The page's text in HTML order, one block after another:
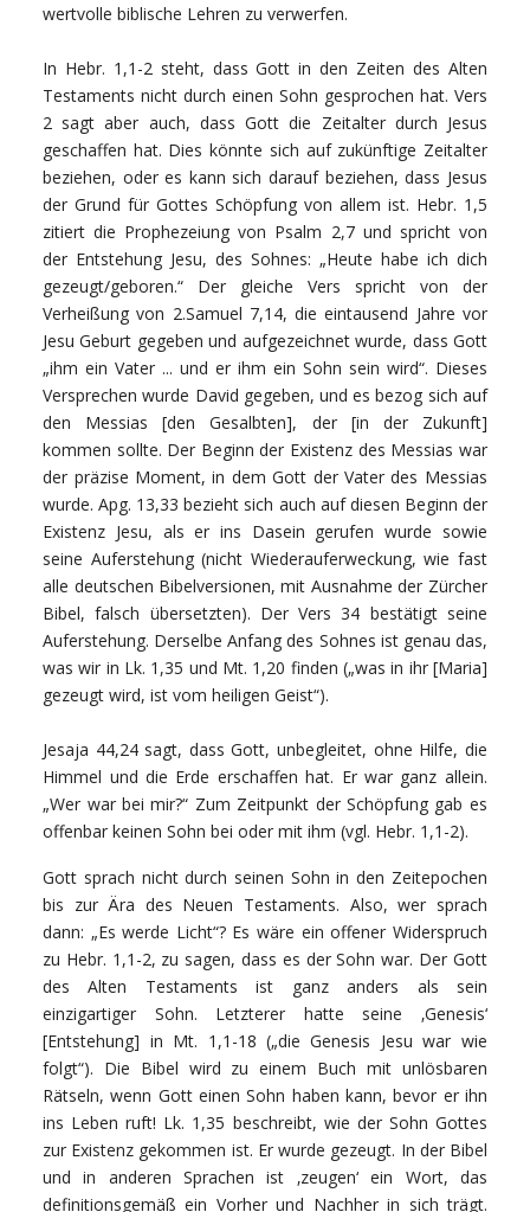
wertvolle biblische Lehren zu verwerfen.
In Hebr. 1,1-2 steht, dass Gott in den Zeiten des Alten
Testaments nicht durch einen Sohn gesprochen hat. Vers
2 sagt aber auch, dass Gott die Zeitalter durch Jesus
geschaffen hat. Dies könnte sich auf zukünftige Zeitalter
beziehen, oder es kann sich darauf beziehen, dass Jesus
der Grund für Gottes Schöpfung von allem ist. Hebr. 1,5
zitiert die Prophezeiung von Psalm 2,7 und spricht von
der Entstehung Jesu, des Sohnes: „Heute habe ich dich
gezeugt/geboren.“ Der gleiche Vers spricht von der
Verheißung von 2.Samuel 7,14, die eintausend Jahre vor
Jesu Geburt gegeben und aufgezeichnet wurde, dass Gott
„ihm ein Vater ... und er ihm ein Sohn sein wird“. Dieses
Versprechen wurde David gegeben, und es bezog sich auf
den Messias [den Gesalbten], der [in der Zukunft]
kommen sollte. Der Beginn der Existenz des Messias war
der präzise Moment, in dem Gott der Vater des Messias
wurde. Apg. 13,33 bezieht sich auch auf diesen Beginn der
Existenz Jesu, als er ins Dasein gerufen wurde sowie
seine Auferstehung (nicht Wiederauferweckung, wie fast
alle deutschen Bibelversionen, mit Ausnahme der Zürcher
Bibel, falsch übersetzten). Der Vers 34 bestätigt seine
Auferstehung. Derselbe Anfang des Sohnes ist genau das,
was wir in Lk. 1,35 und Mt. 1,20 finden („was in ihr [Maria]
gezeugt wird, ist vom heiligen Geist“).
Jesaja 44,24 sagt, dass Gott, unbegleitet, ohne Hilfe, die
Himmel und die Erde erschaffen hat. Er war ganz allein.
„Wer war bei mir?“ Zum Zeitpunkt der Schöpfung gab es
offenbar keinen Sohn bei oder mit ihm (vgl. Hebr. 1,1-2).
Gott sprach nicht durch seinen Sohn in den Zeitepochen
bis zur Ära des Neuen Testaments. Also, wer sprach
dann: „Es werde Licht“? Es wäre ein offener Widerspruch
zu Hebr. 1,1-2, zu sagen, dass es der Sohn war. Der Gott
des Alten Testaments ist ganz anders als sein
einzigartiger Sohn. Letzterer hatte seine ‚Genesis‘
[Entstehung] in Mt. 1,1-18 („die Genesis Jesu war wie
folgt“). Die Bibel wird zu einem Buch mit unlösbaren
Rätseln, wenn Gott einen Sohn haben kann, bevor er ihn
ins Leben ruft! Lk. 1,35 beschreibt, wie der Sohn Gottes
zur Existenz gekommen ist. Er wurde gezeugt. In der Bibel
und in anderen Sprachen ist ‚zeugen‘ ein Wort, das
definitionsgemäß ein Vorher und Nachher in sich trägt.